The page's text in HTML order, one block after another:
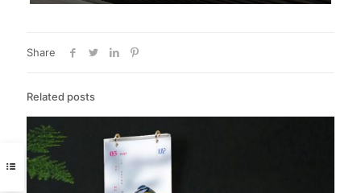
Share
Related posts